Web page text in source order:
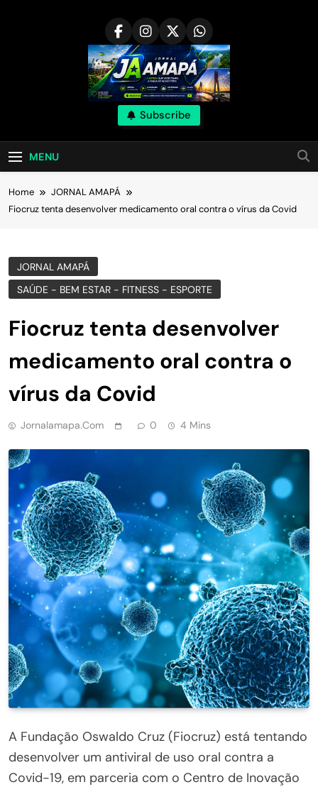
Subscribe
MENU
Home
JORNAL AMAPÁ
Fiocruz tenta desenvolver medicamento oral contra o vírus da Covid
JORNAL AMAPÁ
SAÚDE - BEM ESTAR - FITNESS - ESPORTE
Fiocruz tenta desenvolver
medicamento oral contra o
vírus da Covid
Jornalamapa.com 0 4 Mins
A Fundação Oswaldo Cruz (Fiocruz) está tentando
desenvolver um antiviral de uso oral contra a
Covid-19, em parceria com o Centro de Inovação